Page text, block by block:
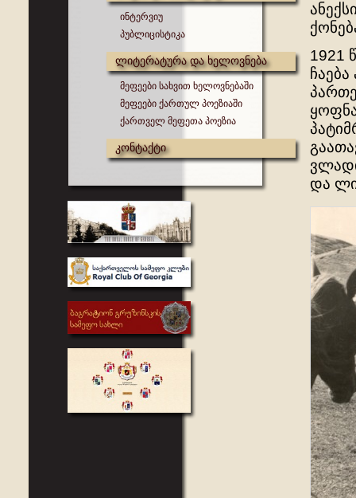
ინტერვიუ
პუბლიცისტიკა
ლიტერატურა და ხელოვნება
მეფეები სახვით ხელოვნებაში
მეფეები ქართულ პოეზიაში
ქართველ მეფეთა პოეზია
კონტაქტი
1921
და